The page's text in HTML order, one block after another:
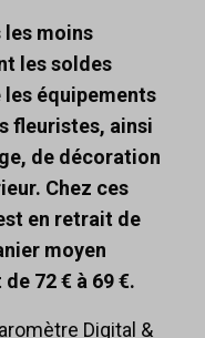
moins
les soldes
les équipements
fleuristes, ainsi
de décoration
Chez ces
en retrait de
moyen
72 € à 69 €.
Digital &